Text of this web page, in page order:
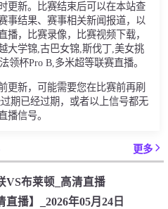
更新。比赛结束后可以在本站查
事结果、赛事相关新闻报道，以
播，比赛录像，比赛视频下载，
大学锦,古巴女锦,斯伐丁,美女挑
领杯Pro B,多米超等联赛直播。
更新，可能需要您在比赛前再刷
期已经过期，或者以上信号都无
播信号。
更多
VS布莱顿_高清直播
播】_2026年05月24日